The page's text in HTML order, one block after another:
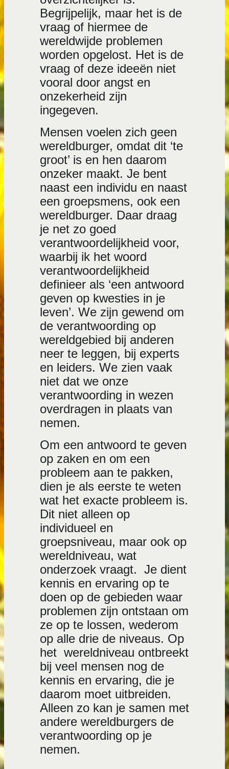
Begrijpelijk, maar het is de
vraag of hiermee de
wereldwijde problemen
worden opgelost. Het is de
vraag of deze ideeën niet
vooral door angst en
onzekerheid zijn
ingegeven.
Mensen voelen zich geen
wereldburger, omdat dit ‘te
groot’ is en hen daarom
onzeker maakt. Je bent
naast een individu en naast
een groepsmens, ook een
wereldburger. Daar draag
je net zo goed
verantwoordelijkheid voor,
waarbij ik het woord
verantwoordelijkheid
definieer als ‘een antwoord
geven op kwesties in je
leven’. We zijn gewend om
de verantwoording op
wereldgebied bij anderen
neer te leggen, bij experts
en leiders. We zien vaak
niet dat we onze
verantwoording in wezen
overdragen in plaats van
nemen.
Om een antwoord te geven
op zaken en om een
probleem aan te pakken,
dien je als eerste te weten
wat het exacte probleem is.
Dit niet alleen op
individueel en
groepsniveau, maar ook op
wereldniveau, wat
onderzoek vraagt. Je dient
kennis en ervaring op te
doen op de gebieden waar
problemen zijn ontstaan om
ze op te lossen, wederom
op alle drie de niveaus. Op
het wereldniveau ontbreekt
bij veel mensen nog de
kennis en ervaring, die je
daarom moet uitbreiden.
Alleen zo kan je samen met
andere wereldburgers de
verantwoording op je
nemen.